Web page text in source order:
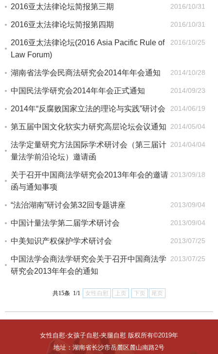
2016亚太法律论坛简报第三期 2016/10/31
2016亚太法律论坛简报第四期 2016/10/31
2016亚太法律论坛(2016 Asia Pacific Rule of
Law Forum)
2016/10/25
湖南省法学会民商法研究会2014年年会通知 2014/10/28
中国民法学研究会2014年年会正式通知 2014/09/23
2014年“反腐败国家立法的理论与实践”研讨会 2014/06/19
第五届中国文化软实力研究高层论坛会议通知 2014/05/04
法学定量研究方法国际学术研讨会（第三届计
量法学前沿论坛）邀请函
2014/04/04
关于召开中国商法学研究会2013年年会的邀请
函与通知事项
2013/09/18
“法治湖南”研讨会第32回专题讲座 2013/09/04
中国计量法学第二届学术研讨会 2013/09/04
中美知识产权保护学术研讨会 2013/07/25
中国法学会商法学研究会关于召开中国商法学
研究会2013年年会的通知
2013/07/25
共15条 1/1 女性自慰 上页 下页 尾页
女性自慰-女孩子自慰-夹腿自慰 版权所有©2019年
地址：湖南省长沙市岳麓区麓山南路2号